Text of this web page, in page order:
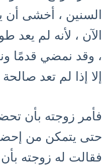
السنين ، أخشى أن
الآن ، لأنه لم يعد
، وقد نمضي قدمًا
إلا إذا لم تعد
فأمر زوجته بأن
حتى يتمكن من
فقالت له زوجته